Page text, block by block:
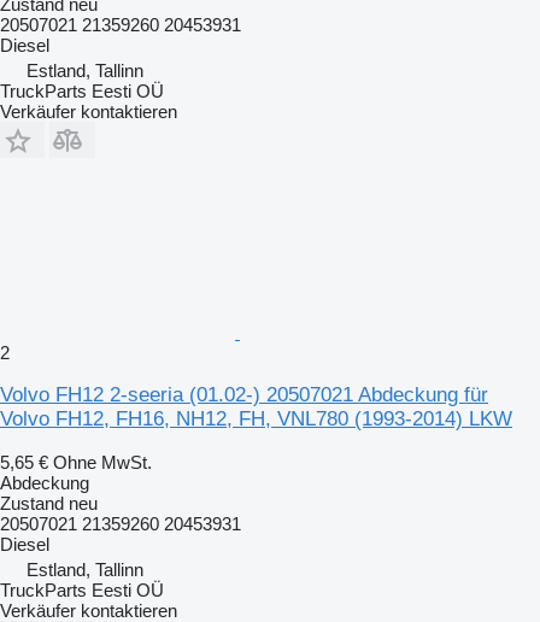
20507021 21359260 20453931
Diesel
Estland, Tallinn
TruckParts Eesti OÜ
Verkäufer kontaktieren
2
Volvo FH12 2-seeria (01.02-) 20507021 Abdeckung für
Volvo FH12, FH16, NH12, FH, VNL780 (1993-2014) LKW
5,65 € Ohne MwSt.
Abdeckung
Zustand neu
20507021 21359260 20453931
Diesel
Estland, Tallinn
TruckParts Eesti OÜ
Verkäufer kontaktieren